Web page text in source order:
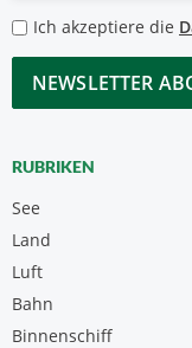
*
*
Ich akzeptiere die
CAPTCHA
RUBRIKEN
See
Land
Luft
Bahn
Binnenschiff